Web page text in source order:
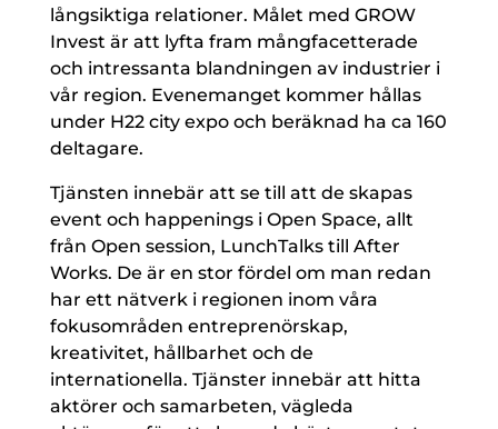
långsiktiga relationer. Målet med GROW
Invest är att lyfta fram mångfacetterade
och intressanta blandningen av industrier i
vår region. Evenemanget kommer hållas
under H22 city expo och beräknad ha ca 160
deltagare.
Tjänsten innebär att se till att de skapas
event och happenings i Open Space, allt
från Open session, LunchTalks till After
Works. De är en stor fördel om man redan
har ett nätverk i regionen inom våra
fokusområden entreprenörskap,
kreativitet, hållbarhet och de
internationella. Tjänster innebär att hitta
aktörer och samarbeten, vägleda